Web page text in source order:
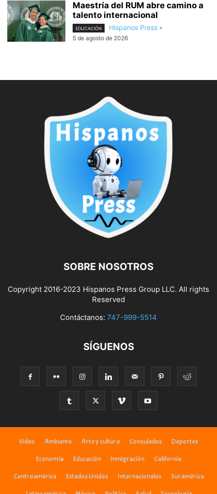
Maestría del RUM abre camino a
talento internacional
EDUCACIÓN Hispanos Press -
5 de agosto de 2026
SOBRE NOSOTROS
Copyright 2016-2023 Hispanos Press Group LLC. All rights
Reserved
Contáctanos: 747-999-5514
SÍGUENOS
Video Ambiente Arte y cultura Consulados Deportes
Economía Educación Inmigración California
Centroamérica Estados Unidos Internacionales Suramérica